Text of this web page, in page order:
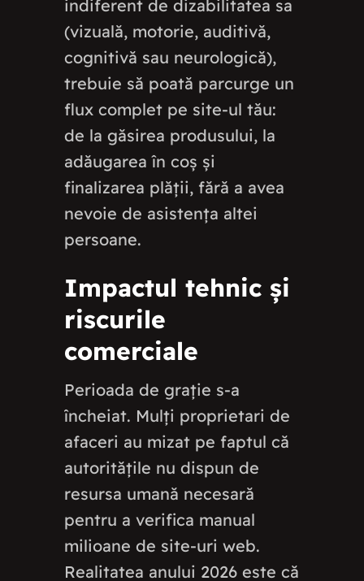
indiferent de dizabilitatea sa
(vizuală, motorie, auditivă,
cognitivă sau neurologică),
trebuie să poată parcurge un
flux complet pe site-ul tău:
de la găsirea produsului, la
adăugarea în coș și
finalizarea plății, fără a avea
nevoie de asistența altei
persoane.
Impactul tehnic și
riscurile
comerciale
Perioada de grație s-a
încheiat. Mulți proprietari de
afaceri au mizat pe faptul că
autoritățile nu dispun de
resursa umană necesară
pentru a verifica manual
milioane de site-uri web.
Realitatea anului 2026 este că